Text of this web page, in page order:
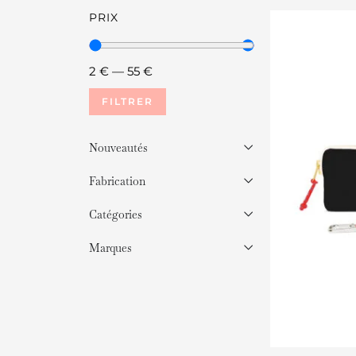
PRIX
2 € — 55 €
FILTRER
Nouveautés
Fabrication
Catégories
Marques